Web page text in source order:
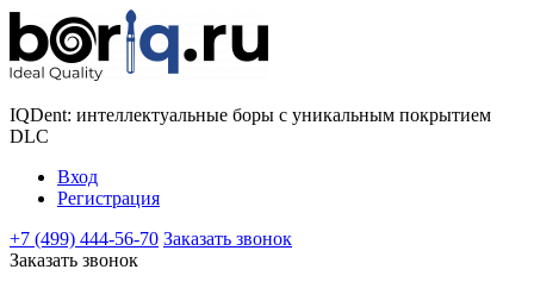
IQDent: интеллектуальные боры с уникальным покрытием
DLC
Вход
Регистрация
+7 (499) 444-56-70 Заказать звонок
Заказать звонок